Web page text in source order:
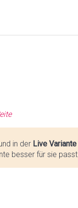
in der Live Variante
besser für sie passt.